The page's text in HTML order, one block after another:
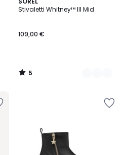
Stivaletti Whitney™ III Mid
109,00 €
/
2
Colori
5
/